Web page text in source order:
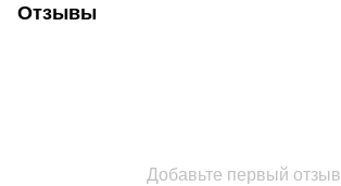
Отзывы
Добавьте первый отзыв